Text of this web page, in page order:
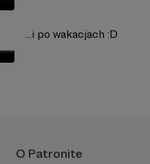
...i po wakacjach :D
O Patronite